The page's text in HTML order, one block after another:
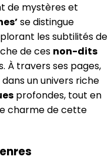
de mystères et
se distingue
les subtilités de
de ces non-dits
À travers ses pages,
un univers riche
profondes, tout en
charme de cette